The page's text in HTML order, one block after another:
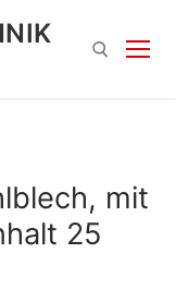
mit
25